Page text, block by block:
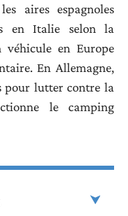
aires espagnoles
en Italie selon la
en Europe
En Allemagne,
pour lutter contre la
le camping